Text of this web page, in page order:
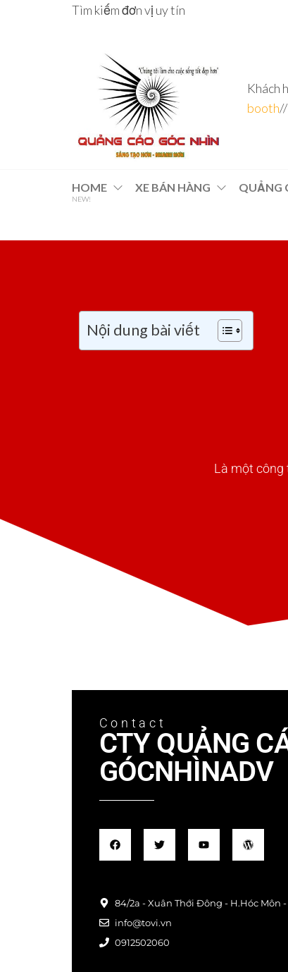
Tìm kiếm đơn vị uy tín
chuyên
sâu – 8
kinh
Agency –
nhà sản
bày… tại
Tp.Hồ
Chí Minh
Khách
booth//
HOME
NEW!
XE BÁN HÀNG QUẢNG
Nội dung bài viết
Là một công
Contact
CTY QUẢNG
GÓCNHÌNADV
84/2a - Xuân Thới Đông - H.Hóc Môn -
info@tovi.vn
0912502060